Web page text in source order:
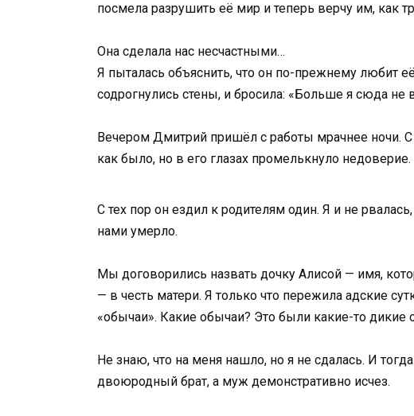
посмела разрушить её мир и теперь верчу им, как
Она сделала нас несчастными…
Я пыталась объяснить, что он по-прежнему любит
содрогнулись стены, и бросила: «Больше я сюда не
Вечером Дмитрий пришёл с работы мрачнее ночи. С
как было, но в его глазах промелькнуло
С тех пор он ездил к родителям один. Я и не
нами умерло.
Мы договорились назвать дочку Алисой — имя,
— в честь матери. Я только что пережила адские
«обычаи». Какие обычаи? Это были какие-то
Не знаю, что на меня нашло, но я не сдалась. И
двоюродный брат, а муж демонстративно исчез.